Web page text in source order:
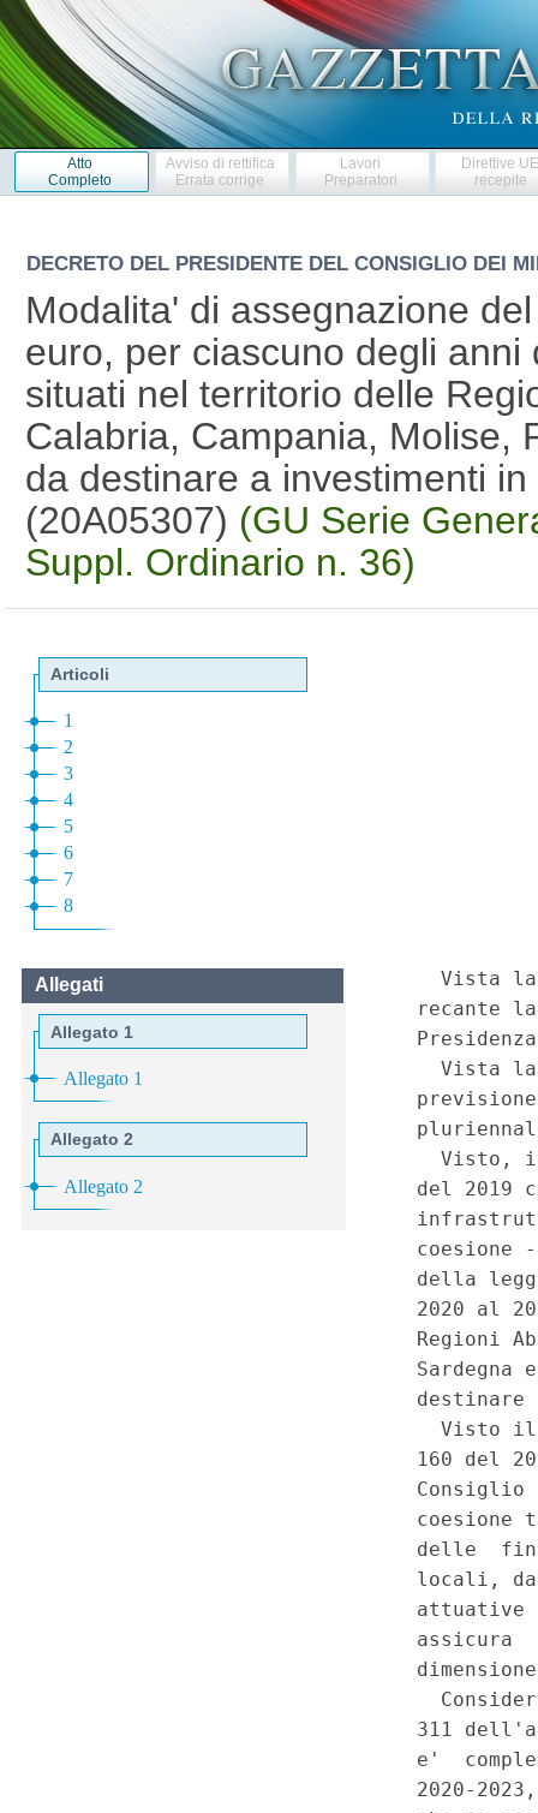
Atto
Completo
Avviso di rettifica
Errata corrige
Lavori
Preparatori
Direttive
recepite
DECRETO DEL PRESIDENTE DEL CONSIGLIO DEI
Modalita' di assegnazione
euro, per ciascuno degli
situati nel territorio delle
Calabria, Campania, Molise,
da destinare a investimenti
(20A05307) (GU Serie
Suppl. Ordinario n. 36)